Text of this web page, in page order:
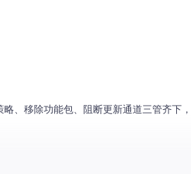
、移除功能包、阻断更新通道三管齐下